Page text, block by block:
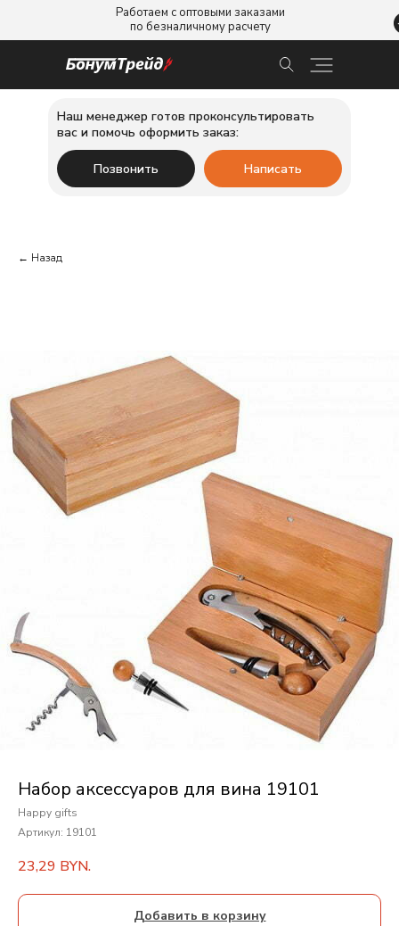
Работаем с оптовыми заказами
по безналичному расчету
Позвонить
Наш менеджер готов проконсультировать
вас и помочь оформить заказ:
Написать
← Назад
Набор аксессуаров для вина 19101
Happy gifts
Артикул: 19101
23,29 BYN.
Добавить в корзину